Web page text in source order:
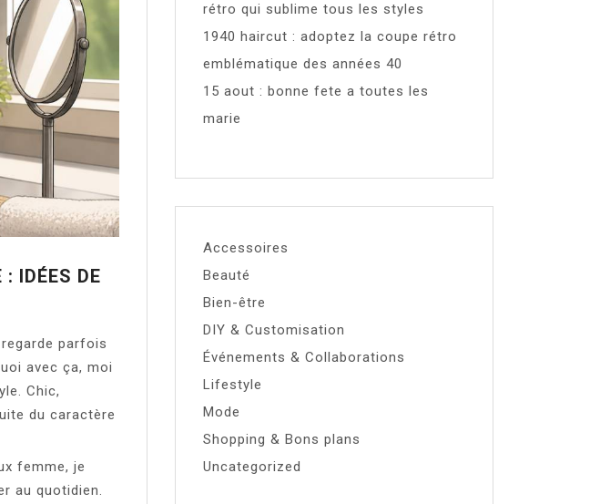
IDÉES DE
parfois
avec ça, moi
Chic,
du caractère
femme, je
au quotidien.
rétro qui sublime tous les styles
1940 haircut : adoptez la coupe rétro
emblématique des années 40
15 aout : bonne fete a toutes les
marie
Accessoires
Beauté
Bien-être
DIY & Customisation
Événements & Collaborations
Lifestyle
Mode
Shopping & Bons plans
Uncategorized